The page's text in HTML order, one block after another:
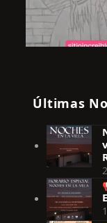
Últimas